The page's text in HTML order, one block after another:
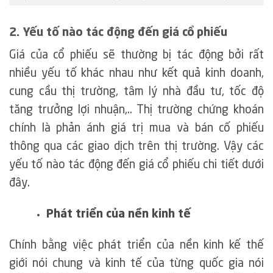
2. Yếu tố nào tác động đến giá cổ phiếu
Giá của cổ phiếu sẽ thường bị tác động bởi rất
nhiều yếu tố khác nhau như kết quả kinh doanh,
cung cầu thị trường, tâm lý nhà đầu tư, tốc độ
tăng trưởng lợi nhuận,.. Thị trường chứng khoán
chính là phản ánh giá trị mua và bán cố phiếu
thông qua các giao dịch trên thị trường. Vậy các
yếu tố nào tác động đến giá cổ phiếu chi tiết dưới
đây.
Phát triển của nền kinh tế
Chính bằng việc phát triển của nền kinh kế thế
giới nói chung và kinh tế của từng quốc gia nói